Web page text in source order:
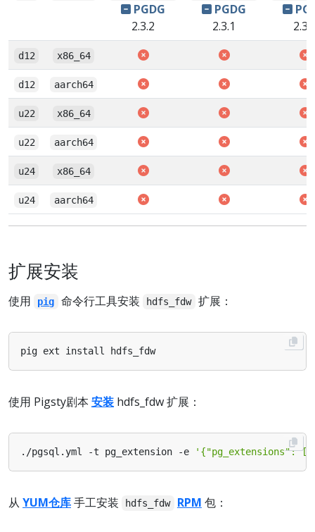
PGDG
2.3.2
PGDG
2.3.1
d12 x86_64
d12 aarch64
u22 x86_64
u22 aarch64
u24 x86_64
u24 aarch64
扩展安装
使用 pig 命令行工具安装 hdfs_fdw 扩展：
使用 Pigsty剧本 安装 hdfs_fdw 扩展：
./pgsql.yml -t pg_extension -e '{"pg_extensions":
从 YUM仓库手工安装 hdfs_fdw RPM 包：